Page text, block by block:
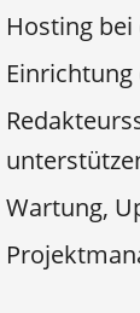
Hosting
Einrichtung
Wartung,